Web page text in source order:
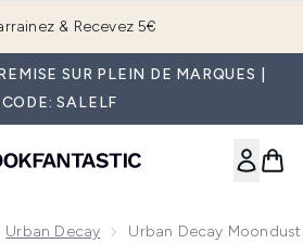
& Recevez 5€
SUR PLEIN DE MARQUES |
CODE: SALELF
Urban Decay Urban Decay